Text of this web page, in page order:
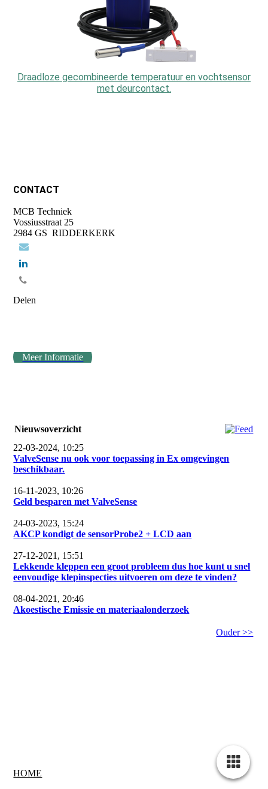
Draadloze gecombineerde temperatuur en vochtsensor
met deurcontact.
CONTACT
MCB Techniek
Vossiusstraat 25
2984 GS RIDDERKERK
Delen
Meer Informatie
Nieuwsoverzicht
22-03-2024, 10:25
ValveSense nu ook voor toepassing in Ex omgevingen
beschikbaar.
16-11-2023, 10:26
Geld besparen met ValveSense
24-03-2023, 15:24
AKCP kondigt de sensorProbe2 + LCD aan
27-12-2021, 15:51
Lekkende kleppen een groot probleem dus hoe kunt u snel
eenvoudige klepinspecties uitvoeren om deze te vinden?
08-04-2021, 20:46
Akoestische Emissie en materiaalonderzoek
Ouder >>
HOME